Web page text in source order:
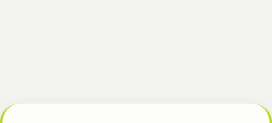
tulipbet giriş